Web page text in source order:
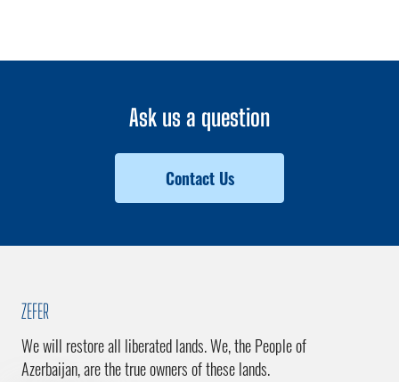
Ask us a question
Contact Us
ZEFER
We will restore all liberated lands. We, the People of
Azerbaijan, are the true owners of these lands.